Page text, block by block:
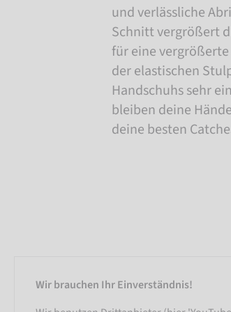
und verlässliche
Schnitt vergrößert
für eine
der elastischen
Handschuhs sehr
bleiben deine
deine besten
Wir brauchen Ihr Einverständnis!